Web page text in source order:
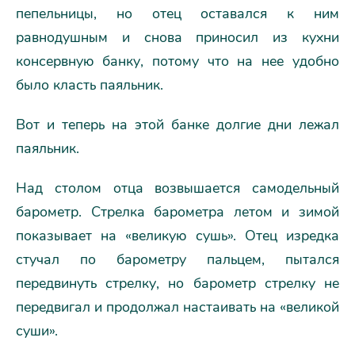
пепельницы, но отец оставался к ним
равнодушным и снова приносил из кухни
консервную банку, потому что на нее удобно
было класть паяльник.
Вот и теперь на этой банке долгие дни лежал
паяльник.
Над столом отца возвышается самодельный
барометр. Стрелка барометра летом и зимой
показывает на «великую сушь». Отец изредка
стучал по барометру пальцем, пытался
передвинуть стрелку, но барометр стрелку не
передвигал и продолжал настаивать на «великой
суши».